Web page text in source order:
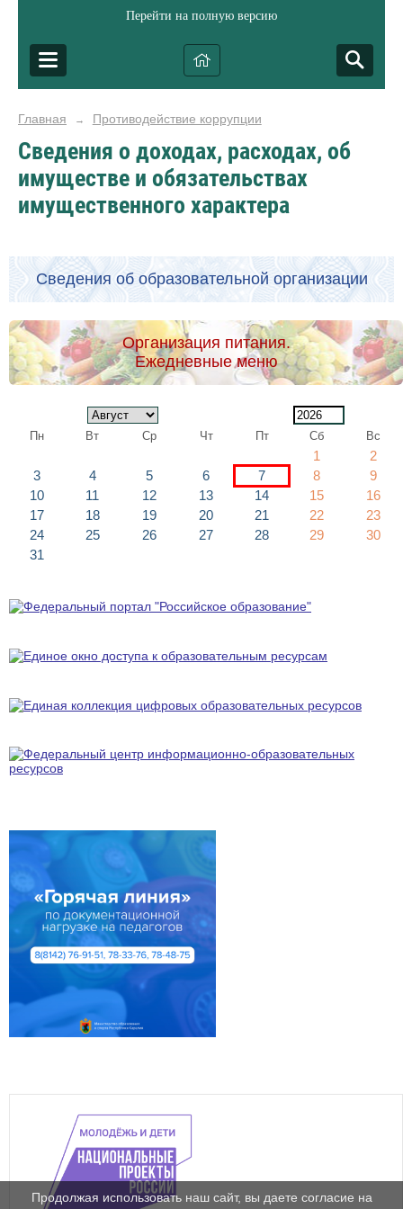
Перейти на полную версию
Главная → Противодействие коррупции
Сведения о доходах, расходах, об
имуществе и обязательствах
имущественного характера
Сведения об образовательной организации
Организация питания.
Ежедневные меню
Пн Вт Ср Чт Пт Сб Вс
1
2
3
4 5 6 7 8
9
10
11 12 13 14 15
16
17
18 19 20 21 22
23
24
25 26 27 28 29
30
31
Продолжая использовать наш сайт, вы даете согласие на